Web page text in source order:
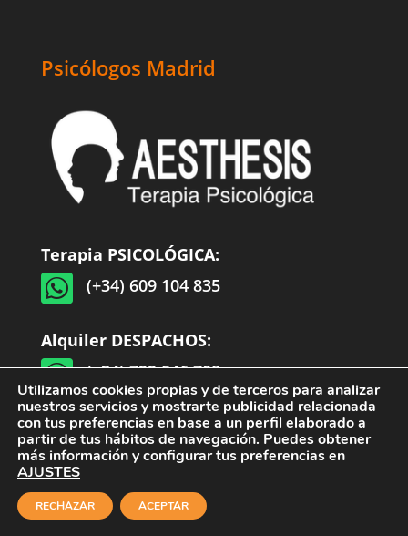
Psicólogos Madrid
Terapia PSICOLÓGICA:
 (+34) 609 104 835
Alquiler DESPACHOS:
 (+34) 722 546 708
Utilizamos cookies propias y de terceros para analizar
nuestros servicios y mostrarte publicidad relacionada
con tus preferencias en base a un perfil elaborado a
partir de tus hábitos de navegación. Puedes obtener
más información y configurar tus preferencias en
AJUSTES
ACEPTAR
RECHAZAR